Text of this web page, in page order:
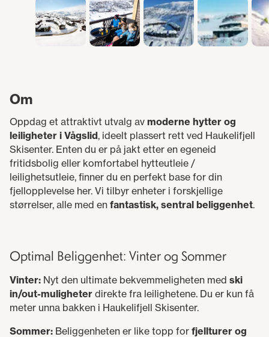
Om
Oppdag et attraktivt utvalg av moderne hytter og
leiligheter i Vågslid, ideelt plassert rett ved Haukelifjell
Skisenter. Enten du er på jakt etter en egeneid
fritidsbolig eller komfortabel hytteutleie /
leilighetsutleie, finner du en perfekt base for din
fjellopplevelse her. Vi tilbyr enheter i forskjellige
størrelser, alle med en fantastisk, sentral beliggenhet.
Optimal Beliggenhet: Vinter og Sommer
Vinter: Nyt den ultimate bekvemmeligheten med ski
in/out-muligheter direkte fra leilighetene. Du er kun få
meter unna bakken i Haukelifjell Skisenter.
Sommer: Beliggenheten er like topp for fjellturer og